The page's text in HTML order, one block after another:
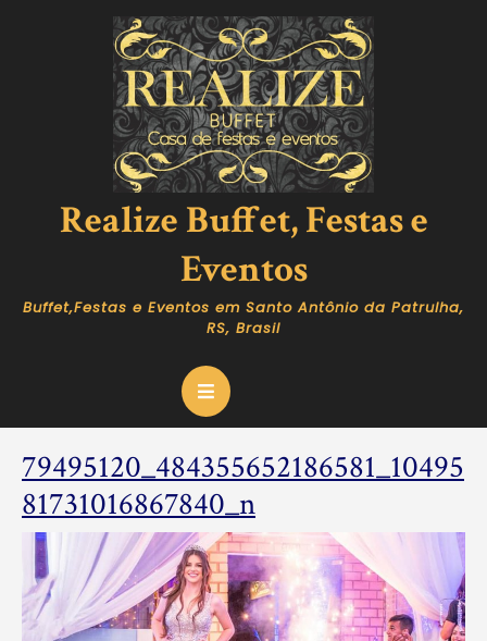
Realize Buffet, Festas e
Eventos
Buffet,Festas e Eventos em Santo Antônio da Patrulha,
RS, Brasil
Open
Button
79495120_484355652186581_10495
81731016867840_n